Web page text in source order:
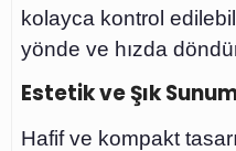
kolayca kontrol
yönde ve hızda
Estetik ve Şık
Hafif ve kompakt